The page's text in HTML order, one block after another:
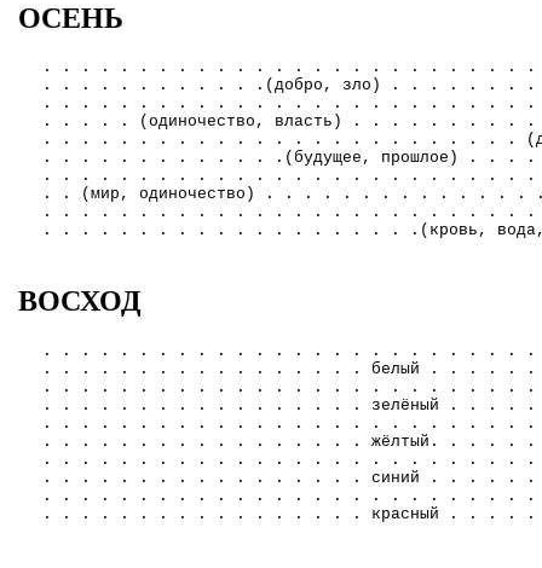
ОСЕНЬ
. . . . . . . . . . . . . . . . . . . . . . . . .
. . . . . . . . . . . .(добро, зло) . . . . . .
. . . . . . . . . . . . . . . . . . . . . . . . .
. . . . . (одиночество, власть) . . . . . . .
. . . . . . . . . . . . . . . . . . . . . . . . .
. . . . . . . . . . . . .(будущее, прошлое) . .
. . . . . . . . . . . . . . . . . . . . . . . . .
. . (мир, одиночество) . . . . . . . . . . . . . . .
. . . . . . . . . . . . . . . . . . . . . . . . .
. . . . . . . . . . . . . . . . . . . .(кровь, вода,
ВОСХОД
. . . . . . . . . . . . . . . . . . . . . . . . .
. . . . . . . . . . . . . . . . . белый . . . . .
. . . . . . . . . . . . . . . . . . . . . . . . .
. . . . . . . . . . . . . . . . . зелёный . . .
. . . . . . . . . . . . . . . . . . . . . . . . .
. . . . . . . . . . . . . . . . . жёлтый. . . . .
. . . . . . . . . . . . . . . . . . . . . . . . .
. . . . . . . . . . . . . . . . . синий . . . . .
. . . . . . . . . . . . . . . . . . . . . . . . .
. . . . . . . . . . . . . . . . . красный . . .